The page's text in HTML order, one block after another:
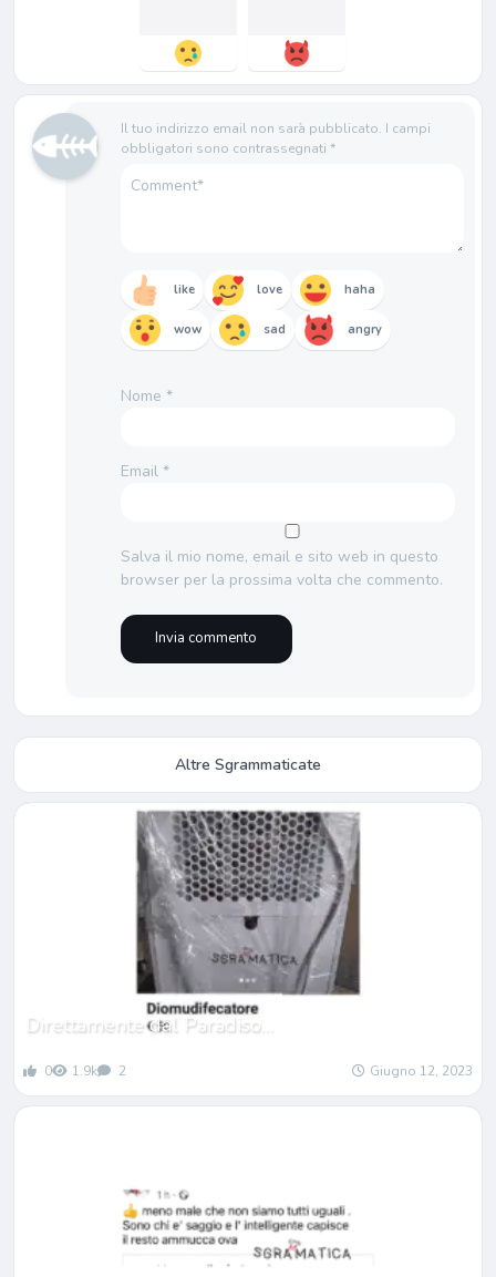
Il tuo indirizzo email non sarà pubblicato. I campi
obbligatori sono contrassegnati *
like love haha
wow sad angry
Nome *
Email *
Salva il mio nome, email e sito web in questo
browser per la prossima volta che commento.
Altre Sgrammaticate
Direttamente dal Paradiso…
0 1.9k 2 Giugno 12, 2023